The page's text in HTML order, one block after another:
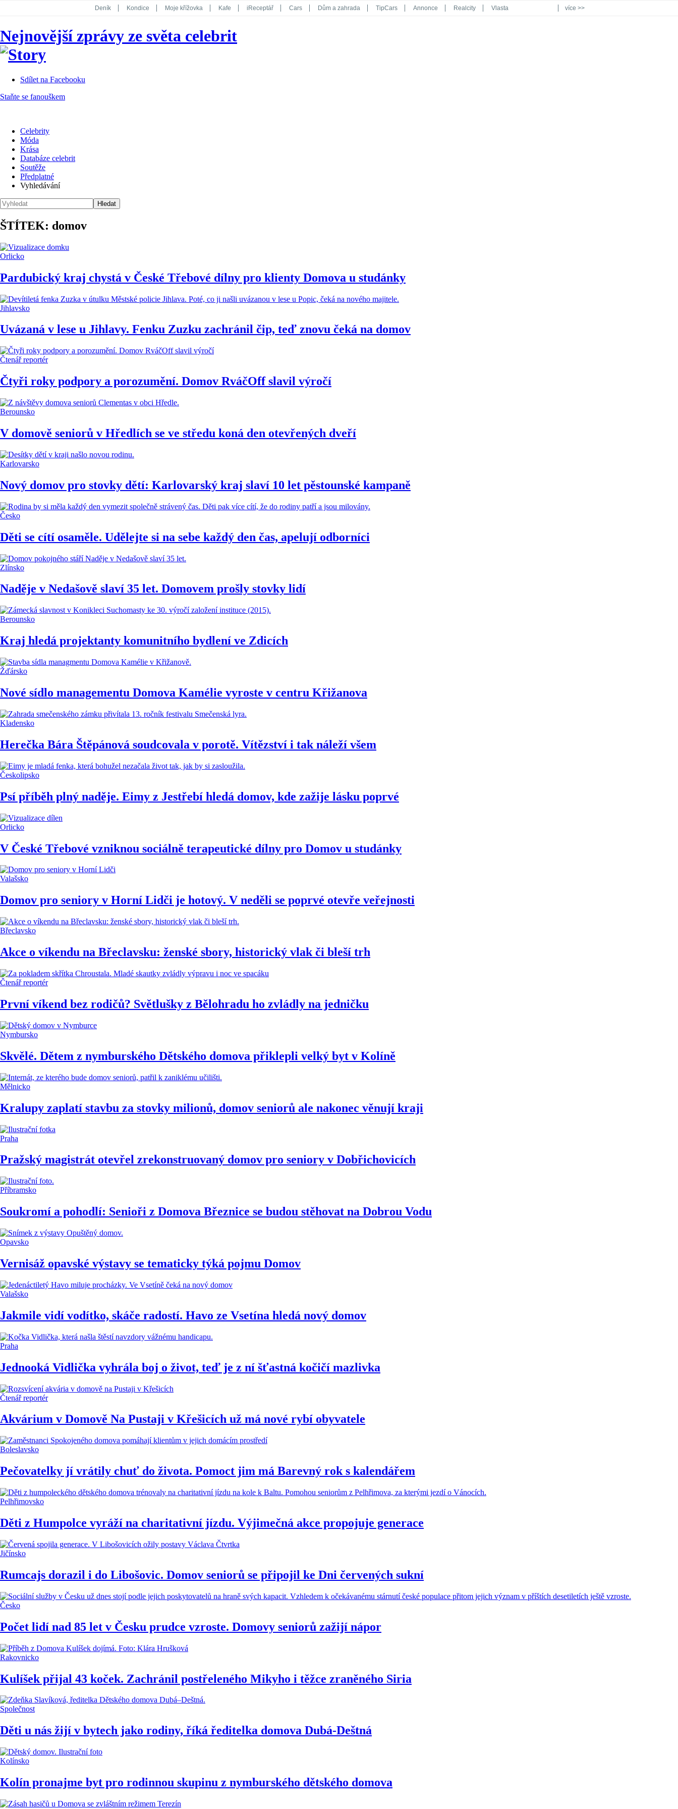
Deník Kondice Moje křížovka Kafe iReceptář Cars Dům a zahrada TipCars Annonce Realcity Vlasta
Koktejl
více >>
Nejnovější zprávy ze světa celebrit
Sdílet na Facebooku
Staňte se fanouškem
Celebrity
Móda
Krása
Databáze celebrit
Soutěže
Předplatné
Vyhledávání
ŠTÍTEK: domov
Orlicko
Pardubický kraj chystá v České Třebové dílny pro klienty Domova u studánky
Jihlavsko
Uvázaná v lese u Jihlavy. Fenku Zuzku zachránil čip, teď znovu čeká na domov
Čtenář reportér
Čtyři roky podpory a porozumění. Domov RváčOff slavil výročí
Berounsko
V domově seniorů v Hředlích se ve středu koná den otevřených dveří
Karlovarsko
Nový domov pro stovky dětí: Karlovarský kraj slaví 10 let pěstounské kampaně
Česko
Děti se cítí osaměle. Udělejte si na sebe každý den čas, apelují odborníci
Zlínsko
Naděje v Nedašově slaví 35 let. Domovem prošly stovky lidí
Berounsko
Kraj hledá projektanty komunitního bydlení ve Zdicích
Žďársko
Nové sídlo managementu Domova Kamélie vyroste v centru Křižanova
Kladensko
Herečka Bára Štěpánová soudcovala v porotě. Vítězství i tak náleží všem
Českolipsko
Psí příběh plný naděje. Eimy z Jestřebí hledá domov, kde zažije lásku poprvé
Orlicko
V České Třebové vzniknou sociálně terapeutické dílny pro Domov u studánky
Valašsko
Domov pro seniory v Horní Lidči je hotový. V neděli se poprvé otevře veřejnosti
Břeclavsko
Akce o víkendu na Břeclavsku: ženské sbory, historický vlak či bleší trh
Čtenář reportér
První víkend bez rodičů? Světlušky z Bělohradu ho zvládly na jedničku
Nymbursko
Skvělé. Dětem z nymburského Dětského domova přiklepli velký byt v Kolíně
Mělnicko
Kralupy zaplatí stavbu za stovky milionů, domov seniorů ale nakonec věnují kraji
Praha
Pražský magistrát otevřel zrekonstruovaný domov pro seniory v Dobřichovicích
Příbramsko
Soukromí a pohodlí: Senioři z Domova Březnice se budou stěhovat na Dobrou Vodu
Opavsko
Vernisáž opavské výstavy se tematicky týká pojmu Domov
Valašsko
Jakmile vidí vodítko, skáče radostí. Havo ze Vsetína hledá nový domov
Praha
Jednooká Vidlička vyhrála boj o život, teď je z ní šťastná kočičí mazlivka
Čtenář reportér
Akvárium v Domově Na Pustaji v Křešicích už má nové rybí obyvatele
Boleslavsko
Pečovatelky jí vrátily chuť do života. Pomoct jim má Barevný rok s kalendářem
Pelhřimovsko
Děti z Humpolce vyráží na charitativní jízdu. Výjimečná akce propojuje generace
Jičínsko
Rumcajs dorazil i do Libošovic. Domov seniorů se připojil ke Dni červených sukní
Česko
Počet lidí nad 85 let v Česku prudce vzroste. Domovy seniorů zažijí nápor
Rakovnicko
Kulíšek přijal 43 koček. Zachránil postřeleného Mikyho i těžce zraněného Siria
Společnost
Děti u nás žijí v bytech jako rodiny, říká ředitelka domova Dubá-Deštná
Kolínsko
Kolín pronajme byt pro rodinnou skupinu z nymburského dětského domova